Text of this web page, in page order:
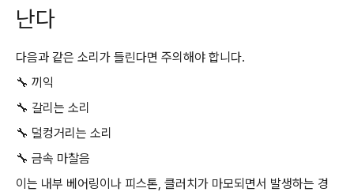
난다
다음과 같은 소리가 들린다면 주의해야 합니다.
🔧 끼익
🔧 갈리는 소리
🔧 덜컹거리는 소리
🔧 금속 마찰음
이는 내부 베어링이나 피스톤, 클러치가 마모되면서 발생하는 경